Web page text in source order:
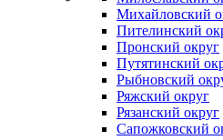
Михайловский
Пителинский
Пронский округ
Путятинский
Рыбновский
Ряжский округ
Рязанский округ
Сапожковский